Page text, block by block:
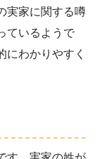
実家に関する噂
ているようで
にわかりやすく